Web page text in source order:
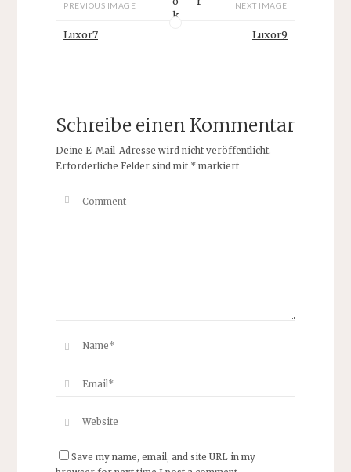
PREVIOUS IMAGE
Luxor7
NEXT IMAGE
Luxor9
Schreibe einen Kommentar
Deine E-Mail-Adresse wird nicht veröffentlicht.
Erforderliche Felder sind mit *markiert
Save my name, email, and site URL in my